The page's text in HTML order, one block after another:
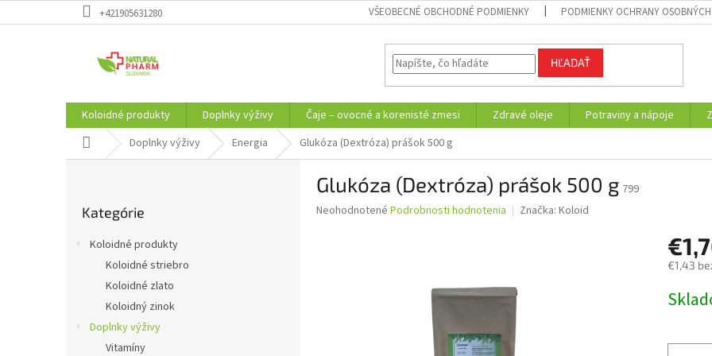
na
+421905631280 VŠEOBECNÉ OBCHODNÉ PODMIENKY PODMIENKY OCHRANY OSOBNÝCH
HĽADAŤ
Koloidné produkty Doplnky výživy Čaje – ovocné a korenisté zmesi Zdravé oleje Potraviny a nápoje
DomovDoplnky výživy Energia Glukóza (Dextróza) prášok 500 g
kategórie
Kategórie
Koloidné produkty
Koloidné striebro
Koloidné zlato
Koloidný zinok
Doplnky výživy
Vitamíny
Glukóza (Dextróza) prášok 500 g 799
Priemerné
Neohodnotené Podrobnosti hodnotenia Značka: Koloid
€1,43
cena: